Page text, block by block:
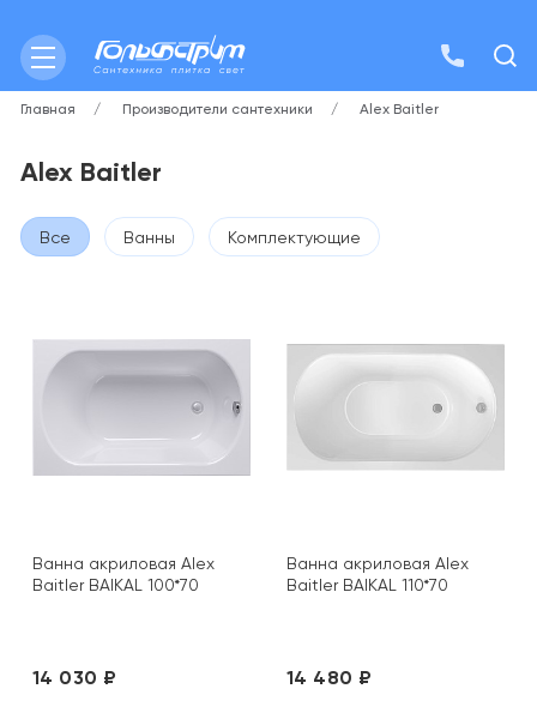
Главная Производители сантехники Alex Baitler
Alex Baitler
Все Ванны Комплектующие
Ванна акриловая Alex
Baitler BAIKAL 100*70
14 030 ₽
Ванна акриловая Alex
Baitler BAIKAL 110*70
14 480 ₽